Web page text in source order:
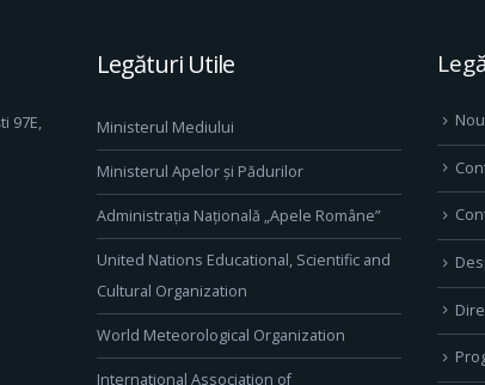
97E,
Legături Utile
Ministerul Mediului
Ministerul Apelor și Pădurilor
Administrația Națională „Apele Române”
United Nations Educational, Scientific and
Cultural Organization
World Meteorological Organization
International Association of